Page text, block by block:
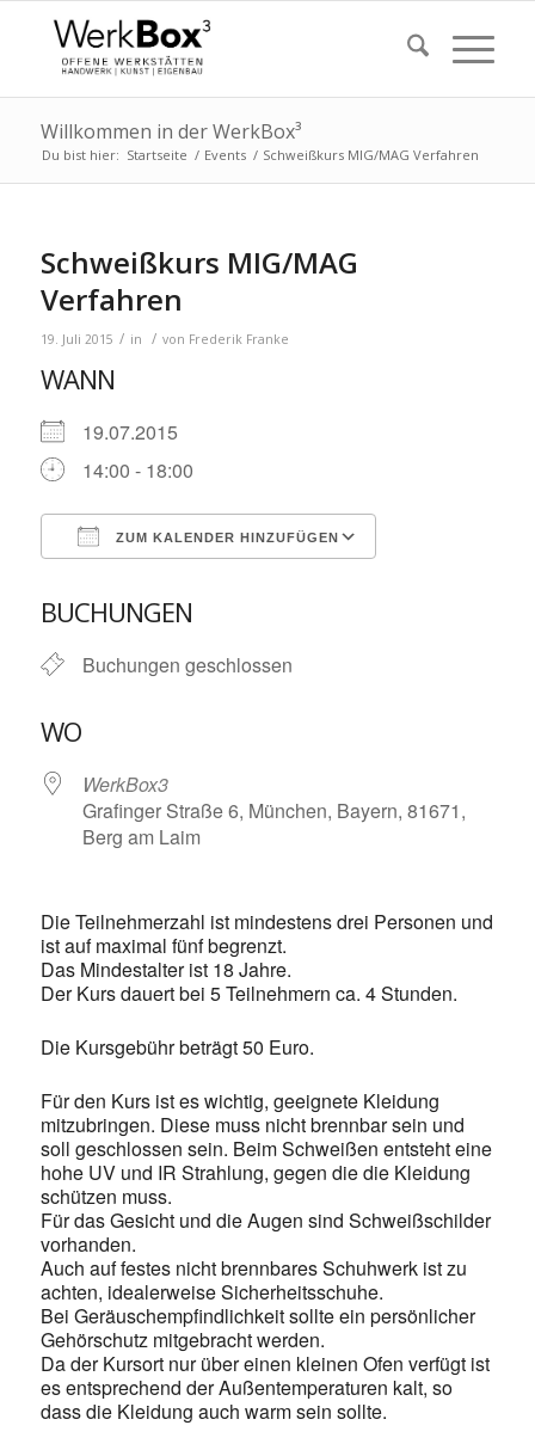
Willkommen in der WerkBox³
Du bist hier: Startseite / Events / Schweißkurs MIG/MAG Verfahren
Schweißkurs MIG/MAG
Verfahren
19. Juli 2015 / in / von Frederik Franke
WANN
19.07.2015
14:00 - 18:00
ZUM KALENDER HINZUFÜGEN
BUCHUNGEN
Buchungen geschlossen
WO
WerkBox3
Grafinger Straße 6, München, Bayern, 81671,
Berg am Laim
Die Teilnehmerzahl ist mindestens drei Personen und
ist auf maximal fünf begrenzt.
Das Mindestalter ist 18 Jahre.
Der Kurs dauert bei 5 Teilnehmern ca. 4 Stunden.
Die Kursgebühr beträgt 50 Euro.
Für den Kurs ist es wichtig, geeignete Kleidung
mitzubringen. Diese muss nicht brennbar sein und
soll geschlossen sein. Beim Schweißen entsteht eine
hohe UV und IR Strahlung, gegen die die Kleidung
schützen muss.
Für das Gesicht und die Augen sind Schweißschilder
vorhanden.
Auch auf festes nicht brennbares Schuhwerk ist zu
achten, idealerweise Sicherheitsschuhe.
Bei Geräuschempfindlichkeit sollte ein persönlicher
Gehörschutz mitgebracht werden.
Da der Kursort nur über einen kleinen Ofen verfügt ist
es entsprechend der Außentemperaturen kalt, so
dass die Kleidung auch warm sein sollte.